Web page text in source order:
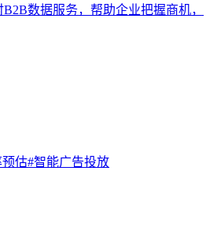
B2B数据服务，帮助企业把握商机，
估#智能广告投放